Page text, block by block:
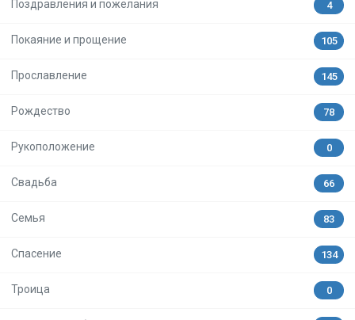
Поздравления и пожелания 4
Покаяние и прощение 105
Прославление 145
Рождество 78
Рукоположение 0
Свадьба 66
Семья 83
Спасение 134
Троица 0